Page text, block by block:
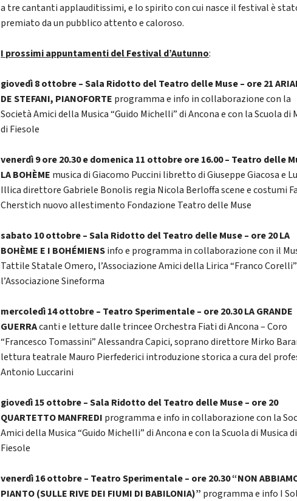
a tre cantanti applauditissimi, e lo spirito con cui nasce il festival è
premiato da un pubblico attento e caloroso.
I prossimi appuntamenti del Festival d’Autunno:
giovedì 8 ottobre – Sala Ridotto del Teatro delle Muse – ore 21
DE STEFANI, PIANOFORTE programma e info in collaborazione con la
Società Amici della Musica “Guido Michelli” di Ancona e con la Scuola di
di Fiesole
venerdì 9 ore 20.30 e domenica 11 ottobre ore 16.00 – Teatro delle
LA BOHÈME musica di Giacomo Puccini libretto di Giuseppe Giacosa e
Illica direttore Gabriele Bonolis regia Nicola Berloffa scene e costumi
Cherstich nuovo allestimento Fondazione Teatro delle Muse
sabato 10 ottobre – Sala Ridotto del Teatro delle Muse – ore 20 LA
BOHÈME E I BOHÉMIENSinfo e programma in collaborazione con il
Tattile Statale Omero, l’Associazione Amici della Lirica “Franco
l’Associazione Sineforma
mercoledì 14 ottobre – Teatro Sperimentale – ore 20.30 LA GRANDE
GUERRAcanti e letture dalle trincee Orchestra Fiati di Ancona – Coro
“Francesco Tomassini” Alessandra Capici, soprano direttore Mirko
lettura teatrale Mauro Pierfederici introduzione storica a cura del
Antonio Luccarini
giovedì 15 ottobre – Sala Ridotto del Teatro delle Muse – ore 20
QUARTETTO MANFREDI programma e info in collaborazione con la
Amici della Musica “Guido Michelli” di Ancona e con la Scuola di Musica di
Fiesole
venerdì 16 ottobre – Teatro Sperimentale – ore 20.30 “NON
PIANTO (SULLE RIVE DEI FIUMI DI BABILONIA)” programma e info I